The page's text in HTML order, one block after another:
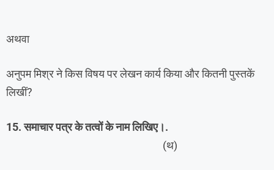
अथवा
अनुपम मिश्र ने किस विषय पर लेखन कार्य किया और कितनी पुस्तकें
लिखीं?
15. समाचार पत्र के तत्वों के नाम लिखिए।.
(थ)